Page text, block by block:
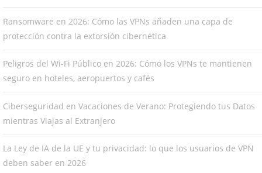
Ransomware en 2026: Cómo las VPNs añaden una capa de
protección contra la extorsión cibernética
Peligros del Wi-Fi Público en 2026: Cómo los VPNs te mantienen
seguro en hoteles, aeropuertos y cafés
Ciberseguridad en Vacaciones de Verano: Protegiendo tus Datos
mientras Viajas al Extranjero
La Ley de IA de la UE y tu privacidad: lo que los usuarios de VPN
deben saber en 2026